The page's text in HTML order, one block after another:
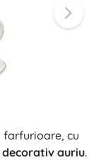
farfurioare, cu
decorativ auriu.